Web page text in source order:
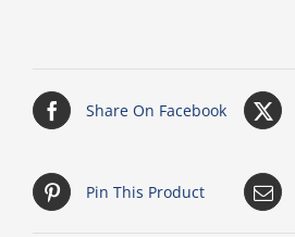
Share On Facebook
Pin This Product